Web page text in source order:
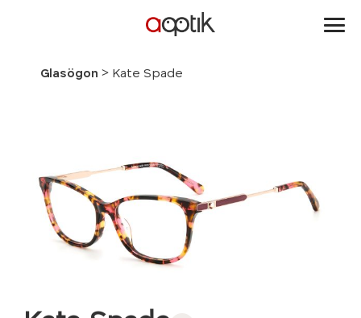
Glasögon > Kate Spade